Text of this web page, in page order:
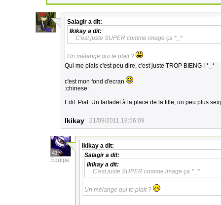
7
Salagir a dit:
Ikikay a dit:
C'est juste SUPER comme image ça *_*
Un mélange qui te plait ?
Qui me plais c'est peu dire, c'est juste TROP BIENG ! *_*
c'est mon fond d'ecran
:chinese:
Edit: Piaf: Un farfadet à la place de la fille, un peu plus
Ikikay 21/09/2011 18:56:09
41
Équipe
Ikikay a dit:
Salagira dit:
Ikikay a dit:
C'est juste SUPER comme image ça *_*
Un mélange qui te plait ?